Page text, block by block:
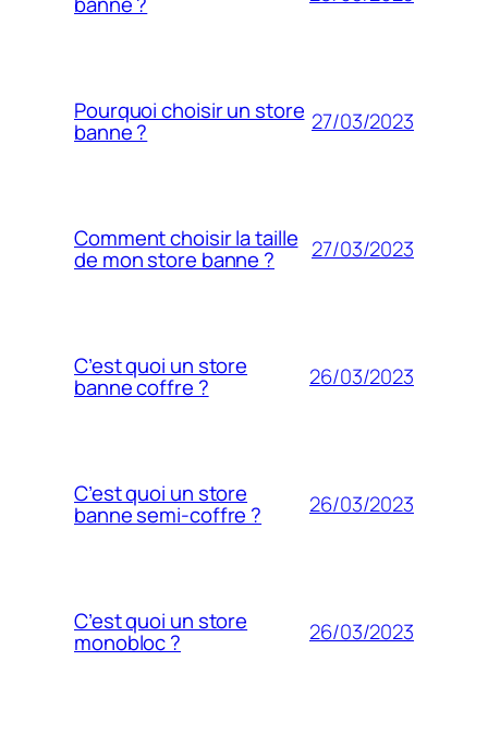
Pourquoi choisir un store
banne ? 27/03/2023
Comment choisir la taille
de mon store banne ? 27/03/2023
C’est quoi un store
banne coffre ? 26/03/2023
C’est quoi un store
banne semi-coffre ? 26/03/2023
C’est quoi un store
monobloc ? 26/03/2023